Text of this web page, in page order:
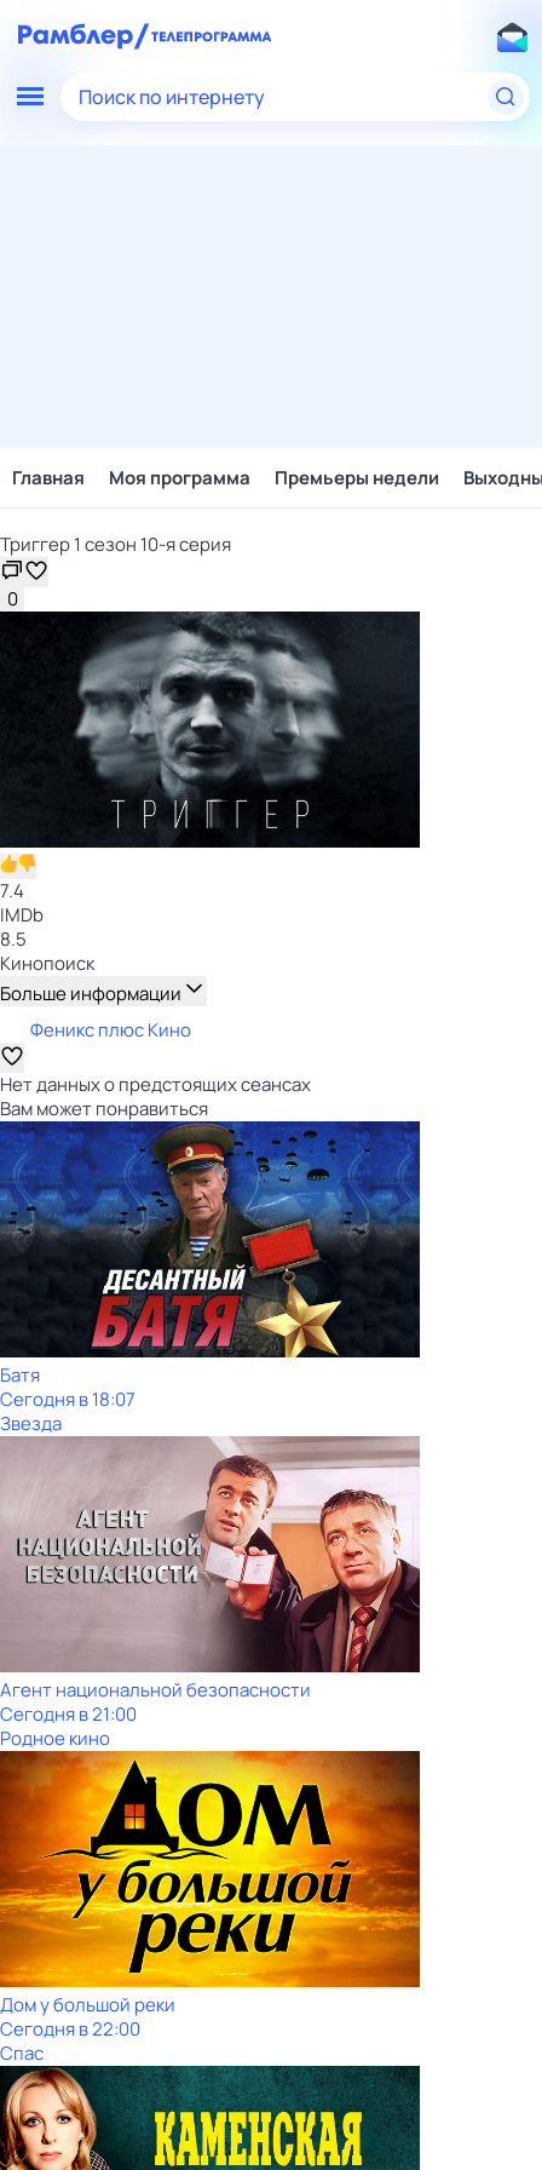
Поиск по интернету
Главная Моя программа Премьеры недели
Триггер 1 сезон 10-я серия
0
7.4
IMDb
8.5
Кинопоиск
Больше информации
Феникс плюс Кино
Нет данных о предстоящих сеансах
Вам может понравиться
Батя
Сегодня в 18:07
Звезда
Агент национальной безопасности
Сегодня в 21:00
Родное кино
Дом у большой реки
Сегодня в 22:00
Спас